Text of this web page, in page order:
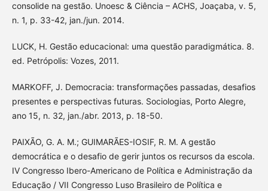
consolide na gestão. Unoesc & Ciência – ACHS, Joaçaba, v. 5,
n. 1, p. 33-42, jan./jun. 2014.
LUCK, H. Gestão educacional: uma questão paradigmática. 8.
ed. Petrópolis: Vozes, 2011.
MARKOFF, J. Democracia: transformações passadas, desafios
presentes e perspectivas futuras. Sociologias, Porto Alegre,
ano 15, n. 32, jan./abr. 2013, p. 18-50.
PAIXÃO, G. A. M.; GUIMARÃES-IOSIF, R. M. A gestão
democrática e o desafio de gerir juntos os recursos da escola.
IV Congresso Ibero-Americano de Política e Administração da
Educação / VII Congresso Luso Brasileiro de Política e